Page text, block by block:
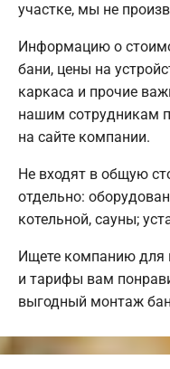
участке, мы не
Информацию о
бани, цены на
каркаса и прочие
нашим сотрудникам
на сайте компании.
Не входят в общую
отдельно:
котельной, сауны;
Ищете компанию для
и тарифы вам
выгодный монтаж